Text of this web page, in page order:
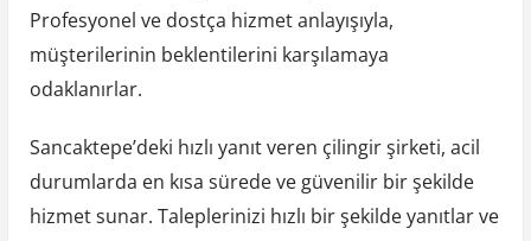
Profesyonel ve dostça hizmet anlayışıyla,
müşterilerinin beklentilerini karşılamaya
odaklanırlar.
Sancaktepe’deki hızlı yanıt veren çilingir şirketi, acil
durumlarda en kısa sürede ve güvenilir bir şekilde
hizmet sunar. Taleplerinizi hızlı bir şekilde yanıtlar ve